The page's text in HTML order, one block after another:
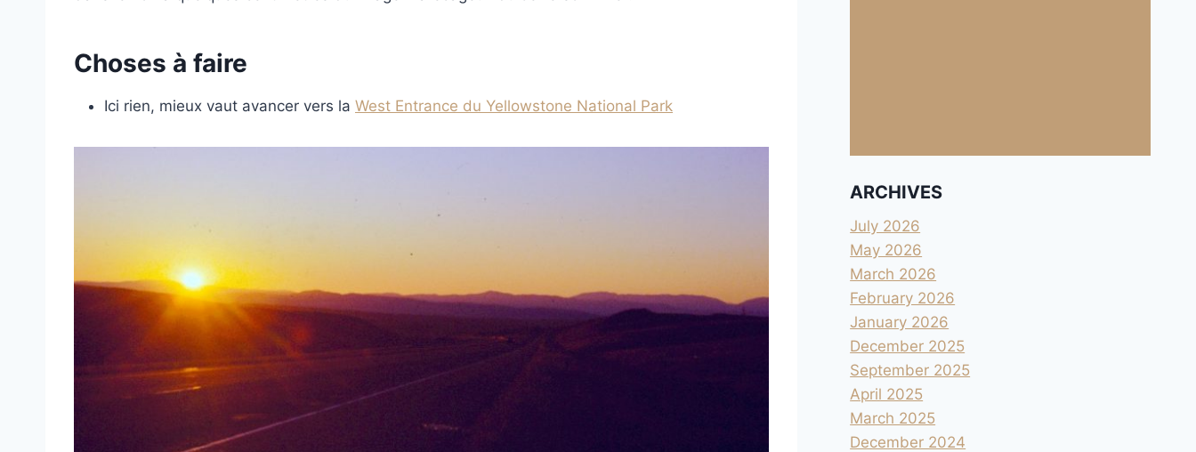
Choses à faire
Ici rien, mieux vaut avancer vers la West Entrance du Yellowstone National Park
ARCHIVES
July 2026
May 2026
March 2026
February 2026
January 2026
December 2025
September 2025
April 2025
March 2025
December 2024